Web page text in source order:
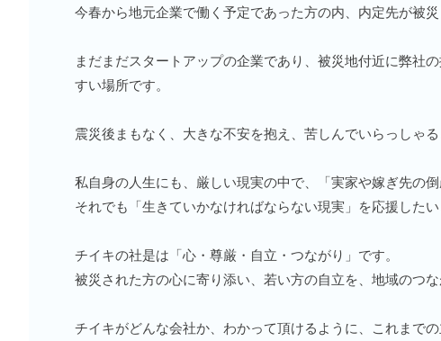
今春から地元企業で働く予定であった方の内、内定先が被
まだまだスタートアップの企業であり、被災地付近に弊社
すい場所です。
震災後まもなく、大きな不安を抱え、苦しんでいらっしゃ
私自身の人生にも、厳しい現実の中で、「実家や嫁ぎ先の
それでも「生きていかなければならない現実」を応援した
チイキの社是は「心・尊厳・自立・つながり」です。
被災された方の心に寄り添い、若い方の自立を、地域のつ
チイキがどんな会社か、わかって頂けるように、これまで